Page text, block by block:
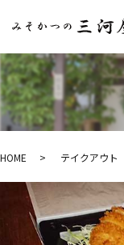
HOME テイクアウト